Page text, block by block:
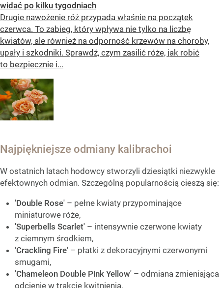
widać po kilku tygodniach
Drugie nawożenie róż przypada właśnie na początek
czerwca. To zabieg, który wpływa nie tylko na liczbę
kwiatów, ale również na odporność krzewów na choroby,
upały i szkodniki. Sprawdź, czym zasilić róże, jak robić
to bezpiecznie i...
Najpiękniejsze odmiany kalibrachoi
W ostatnich latach hodowcy stworzyli dziesiątki niezwykle
efektownych odmian. Szczególną popularnością cieszą się:
'Double Rose' – pełne kwiaty przypominające
miniaturowe róże,
'Superbells Scarlet' – intensywnie czerwone kwiaty
z ciemnym środkiem,
'Crackling Fire' – płatki z dekoracyjnymi czerwonymi
smugami,
'Chameleon Double Pink Yellow' – odmiana zmieniająca
odcienie w trakcie kwitnienia.